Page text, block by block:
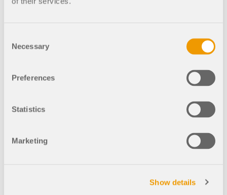
Selection
Necessary
Preferences
Statistics
Marketing
Show details
Online kurz | RFEM 6 Masterclass: Vše, co potř
ebujete vědět, abyste mohli začít!